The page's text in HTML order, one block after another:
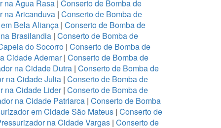
na Água Rasa | Conserto de Bomba de
na Aricanduva| Conserto de Bomba de
Bela Aliança | Conserto de Bomba de
Brasilandia | Conserto de Bomba de
do Socorro | Conserto de Bomba de
Cidade Ademar| Conserto de Bomba de
na Cidade Dutra | Conserto de Bomba de
na Cidade Julia | Conserto de Bomba de
na Cidade Lider| Conserto de Bomba de
na Cidade Patriarca| Conserto de Bomba
em Cidade São Mateus | Conserto de
na Cidade Vargas | Conserto de